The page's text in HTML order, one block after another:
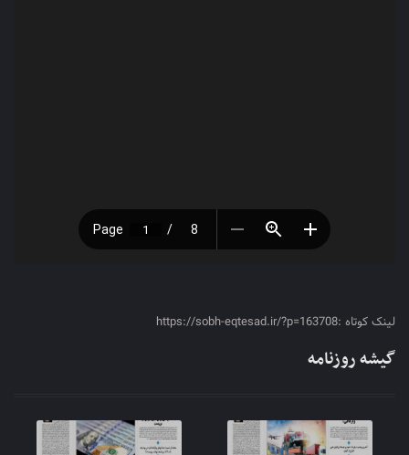
لینک کوتاه :https://sobh-eqtesad.ir/?p=163708
گیشه روزنامه